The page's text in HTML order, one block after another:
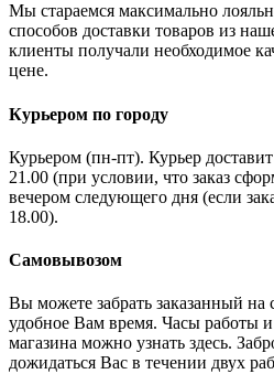
Мы стараемся максимально
способов доставки товаров из
клиенты получали необходимое
цене.
Курьером по городу
Курьером (пн-пт). Курьер доставит
21.00 (при условии, что заказ
вечером следующего дня (если
18.00).
Самовывозом
Вы можете забрать заказанный на
удобное Вам время. Часы работы
магазина можно узнать здесь.
дожидаться Вас в течении двух